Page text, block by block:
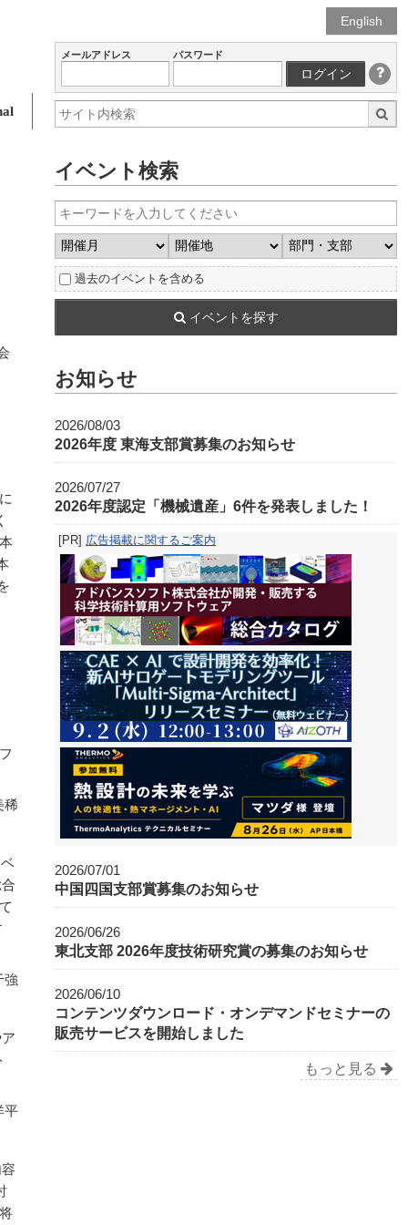
強
平
English
メールアドレス パスワード
ログイン
イベント検索
過去のイベントを含める
イベントを探す
お知らせ
2026/08/03
2026年度 東海支部賞募集のお知らせ
2026/07/27
2026年度認定「機械遺産」6件を発表しました！
[PR] 広告掲載に関するご案内
2026/07/01
中国四国支部賞募集のお知らせ
2026/06/26
東北支部 2026年度技術研究賞の募集のお知らせ
2026/06/10
コンテンツダウンロード・オンデマンドセミナーの
販売サービスを開始しました
もっと見る